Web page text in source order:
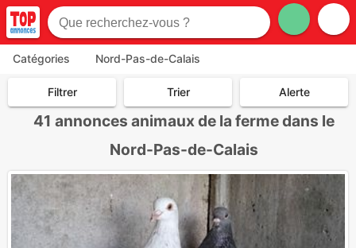
Catégories Nord-Pas-de-Calais
Filtrer Trier Alerte
41 annonces animaux de la ferme dans le
Nord-Pas-de-Calais